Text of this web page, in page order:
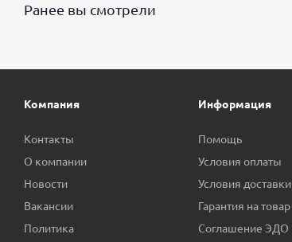
Ранее вы смотрели
Компания
Контакты
О компании
Новости
Вакансии
Политика
Информация
Помощь
Условия оплаты
Условия доставки
Гарантия на товар
Соглашение ЭДО